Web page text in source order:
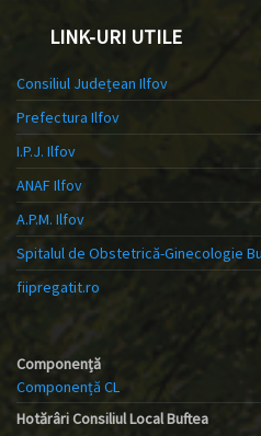
LINK-URI UTILE
Consiliul Județean Ilfov
Prefectura Ilfov
I.P.J. Ilfov
ANAF Ilfov
A.P.M. Ilfov
Spitalul de Obstetrică-Ginecologie
fiipregatit.ro
Componență
Componență CL
Hotărâri Consiliul Local Buftea